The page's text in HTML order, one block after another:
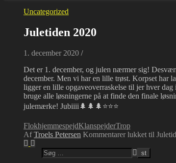
Uncategorized
Juletiden 2020
1. december 2020 /
Det er 1. december, og julen nærmer sig!
december. Men vi har en lille trøst. Korpset har
ligger en lille opgaveoverraskelse til jer hver
bruge alle løsningerne på at finde den finale
julemærke! Jubiiii🌲🌲🌲⭐⭐⭐
FlokhjemmespejdKlanspejderTrop
AfTroels Petersen Kommentarer lukket til